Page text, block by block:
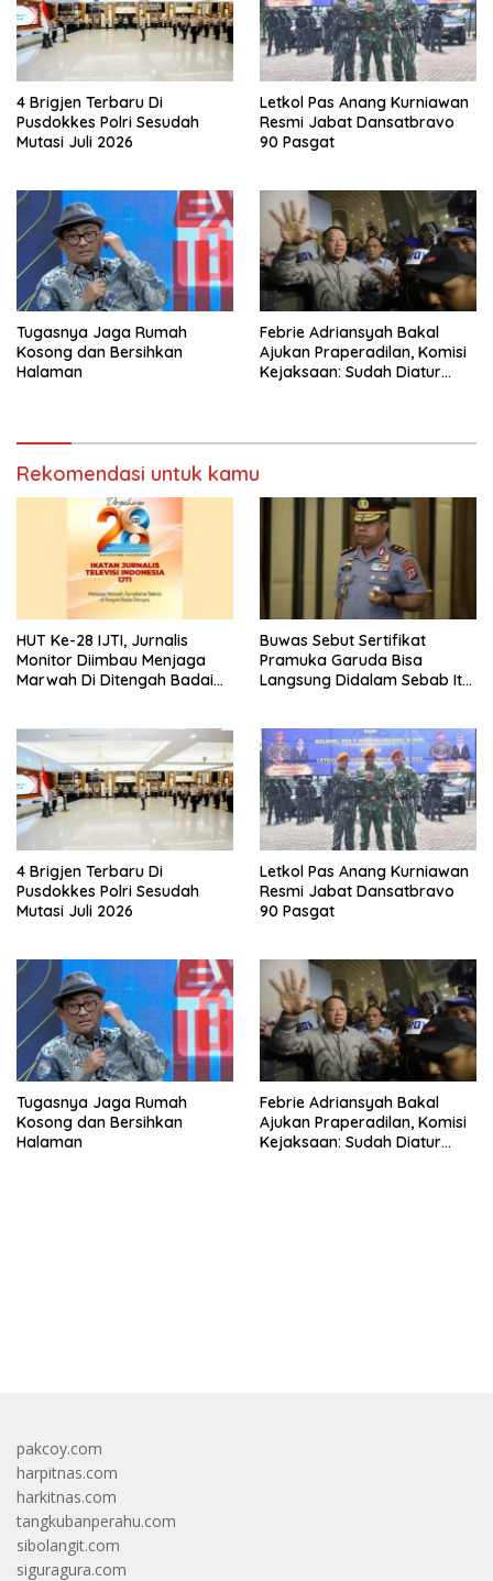
4 Brigjen Terbaru Di
Pusdokkes Polri Sesudah
Mutasi Juli 2026
Letkol Pas Anang Kurniawan
Resmi Jabat Dansatbravo
90 Pasgat
Tugasnya Jaga Rumah
Kosong dan Bersihkan
Halaman
Febrie Adriansyah Bakal
Ajukan Praperadilan, Komisi
Kejaksaan: Sudah Diatur
Rekomendasi untuk kamu
HUT Ke-28 IJTI, Jurnalis
Monitor Diimbau Menjaga
Marwah Di Ditengah Badai
Buwas Sebut Sertifikat
Pramuka Garuda Bisa
Langsung Didalam Sebab Itu
4 Brigjen Terbaru Di
Pusdokkes Polri Sesudah
Mutasi Juli 2026
Letkol Pas Anang Kurniawan
Resmi Jabat Dansatbravo
90 Pasgat
Tugasnya Jaga Rumah
Kosong dan Bersihkan
Halaman
Febrie Adriansyah Bakal
Ajukan Praperadilan, Komisi
Kejaksaan: Sudah Diatur
pakcoy.com
harpitnas.com
harkitnas.com
tangkubanperahu.com
sibolangit.com
siguragura.com